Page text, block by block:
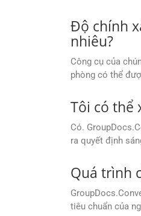
Độ chính
nhiêu?
Công cụ của
phòng có thể
Tôi có thể
Có.
ra quyết định
Quá trình
tiêu chuẩn của